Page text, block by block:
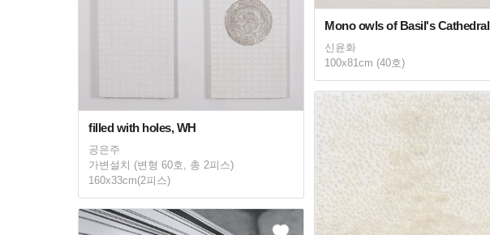
filled with holes, WH
공은주
가변설치 (변형 60호, 총 2피스)
160x33cm(2피스)
Mono owls of Basil's Cathedral
신윤화
100x81cm (40호)